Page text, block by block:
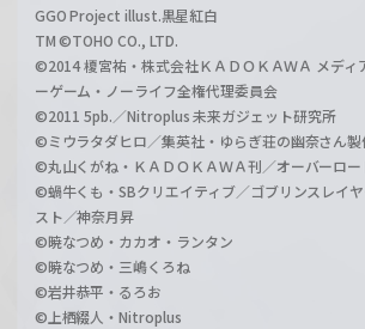
GGO Project illust.黒星紅白
TM ©TOHO CO., LTD.
©2014 榎宮祐・株式会社ＫＡＤＯＫＡＷＡ メディ
ーゲーム・ノーライフ全権代理委員会
©2011 5pb.／Nitroplus 未来ガジェット研究所
©ミウラタダヒロ／集英社・ゆらぎ荘の幽奈さん
©丸山くがね・ＫＡＤＯＫＡＷＡ刊／オーバーロ
©蝸牛くも・SBクリエイティブ／ゴブリンスレイ
スト／神奈月昇
©暁なつめ・カカオ・ランタン
©暁なつめ・三嶋くろね
©岩井恭平・るろお
©上栖綴人・Nitroplus